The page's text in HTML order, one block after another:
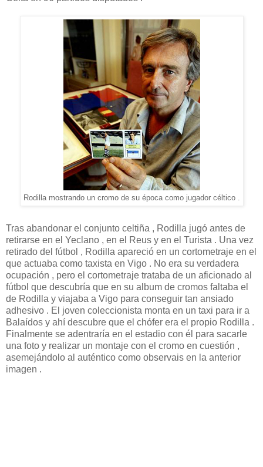
Rodilla mostrando un cromo de su época como jugador céltico .
Tras abandonar el conjunto celtiña , Rodilla jugó antes de
retirarse en el Yeclano , en el Reus y en el Turista . Una vez
retirado del fútbol , Rodilla apareció en un cortometraje en el
que actuaba como taxista en Vigo . No era su verdadera
ocupación , pero el cortometraje trataba de un aficionado al
fútbol que descubría que en su album de cromos faltaba el
de Rodilla y viajaba a Vigo para conseguir tan ansiado
adhesivo . El joven coleccionista monta en un taxi para ir a
Balaídos y ahí descubre que el chófer era el propio Rodilla .
Finalmente se adentraría en el estadio con él para sacarle
una foto y realizar un montaje con el cromo en cuestión ,
asemejándolo al auténtico como observais en la anterior
imagen .